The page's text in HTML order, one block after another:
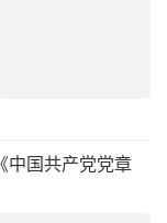
国共产党党章